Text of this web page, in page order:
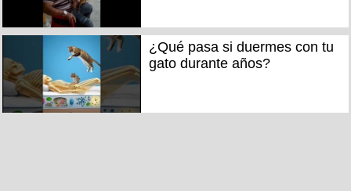
¿Qué pasa si duermes con tu
gato durante años?